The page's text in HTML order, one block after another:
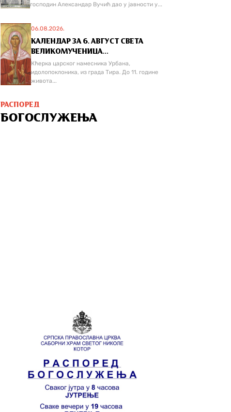
господин Александар Вучић дао у јавности у...
06.08.2026.
КАЛЕНДАР ЗА 6. АВГУСТ СВЕТА
ВЕЛИКОМУЧЕНИЦА...
Кћерка царског намесника Урбана,
идолопоклоника, из града Тира. До 11. године
живота...
РАСПОРЕД
БОГОСЛУЖЕЊА